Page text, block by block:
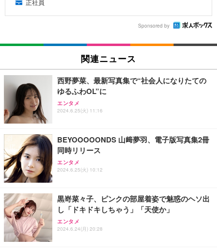
正社員
Sponsored by
関連ニュース
西野夢菜、最新写真集で“社会人になりたての
ゆるふわOL”に
エンタメ
2024.6.25(火) 11:16
BEYOOOOONDS 山﨑夢羽、電子版写真集2冊
同時リリース
エンタメ
2024.6.25(火) 10:12
黒嵜菜々子、ピンクの部屋着姿で魅惑のヘソ出
し「ドキドキしちゃう」「天使か」
エンタメ
2024.6.24(月) 20:28